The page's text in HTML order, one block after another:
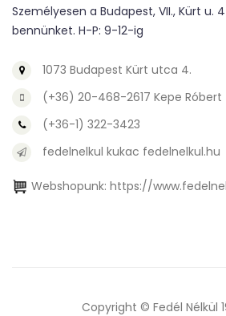
Személyesen a Budapest, VII., Kürt u.
bennünket. H-P: 9-12-ig
1073 Budapest Kürt utca 4.
(+36) 20-468-2617 Kepe Róbert
(+36-1) 322-3423
fedelnelkul kukac fedelnelkul.hu
Webshopunk: https://
Copyright © Fedél Nélkül